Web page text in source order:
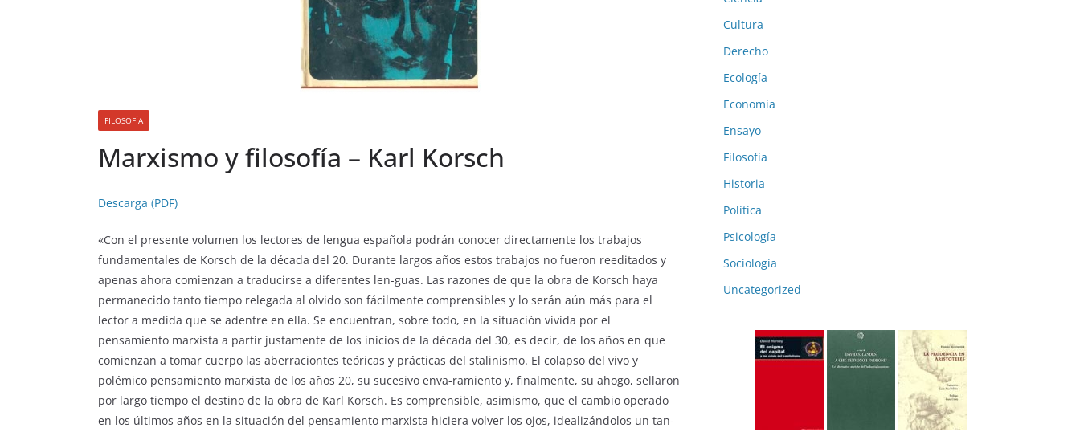
FILOSOFÍA
Marxismo y filosofía – Karl Korsch
Descarga (PDF)
«Con el presente volumen los lectores de lengua española podrán conocer directamente los trabajos
fundamentales de Korsch de la década del 20. Durante largos años estos trabajos no fueron reeditados y
apenas ahora comienzan a traducirse a diferentes len-guas. Las razones de que la obra de Korsch haya
permanecido tanto tiempo relegada al olvido son fácilmente comprensibles y lo serán aún más para el
lector a medida que se adentre en ella. Se encuentran, sobre todo, en la situación vivida por el
pensamiento marxista a partir justamente de los inicios de la década del 30, es decir, de los años en que
comienzan a tomar cuerpo las aberraciontes teóricas y prácticas del stalinismo. El colapso del vivo y
polémico pensamiento marxista de los años 20, su sucesivo enva-ramiento y, finalmente, su ahogo, sellaron
por largo tiempo el destino de la obra de Karl Korsch. Es comprensible, asimismo, que el cambio operado
en los últimos años en la situación del pensamiento marxista hiciera volver los ojos, idealizándolos un tan-
Cultura
Derecho
Ecología
Economía
Ensayo
Filosofía
Historia
Política
Psicología
Sociología
Uncategorized